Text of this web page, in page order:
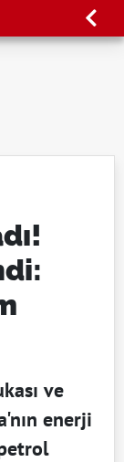
ve
enerji